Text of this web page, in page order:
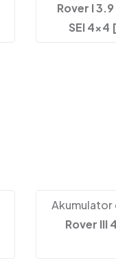
Rover I
SEI 4x4
Akumulator
Rover III